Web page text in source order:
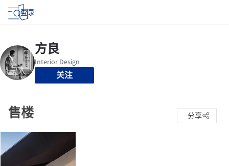
登录
关注
售楼 分享